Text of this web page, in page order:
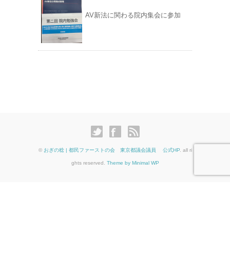
AV新法に関わる院内集会に参加
© おぎの稔 | 都民ファーストの会 東京都議会議員 公式HP. all ri
ghts reserved. Theme by Minimal WP